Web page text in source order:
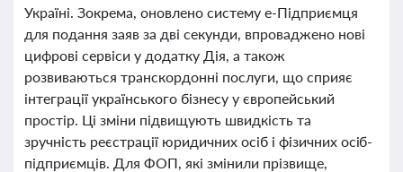
Україні. Зокрема, оновлено систему е-Підприємця
для подання заяв за дві секунди, впроваджено нові
цифрові сервіси у додатку Дія, а також
розвиваються транскордонні послуги, що сприяє
інтеграції українського бізнесу у європейський
простір. Ці зміни підвищують швидкість та
зручність реєстрації юридичних осіб і фізичних осіб-
підприємців. Для ФОП, які змінили прізвище,